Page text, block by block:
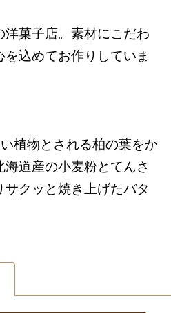
菓子店。素材にこだわ
込めてお作りしていま
植物とされる柏の葉をか
道産の小麦粉とてんさ
クッと焼き上げたバタ